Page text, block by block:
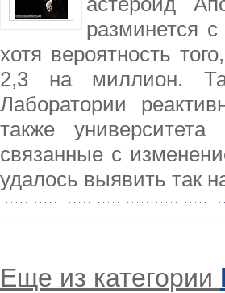
разминется
хотя вероятность
2,3 на миллион.
Лаборатории
также
связанные с
удалось выявить так
Еще из категории